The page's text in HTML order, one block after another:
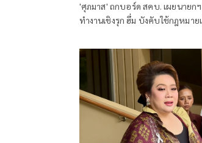
'ศุภมาส' ถกบอร์ด สคบ. เผยนายก
ทำงานเชิงรุก ฮึ่ม บังคับใช้กฎหมาย